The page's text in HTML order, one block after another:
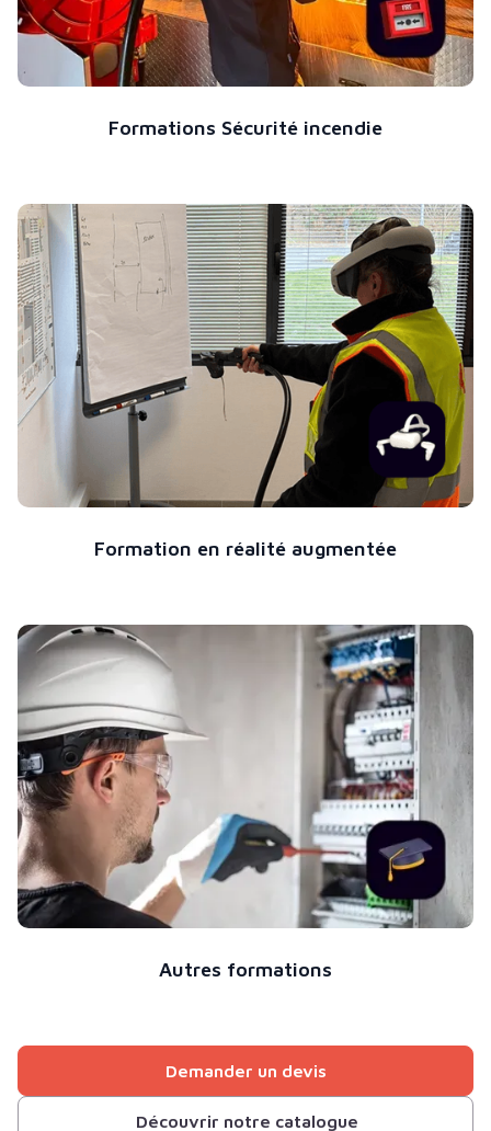
Formations Sécurité incendie
Formation en réalité augmentée
Autres formations
Découvrir notre catalogue
Demander un devis